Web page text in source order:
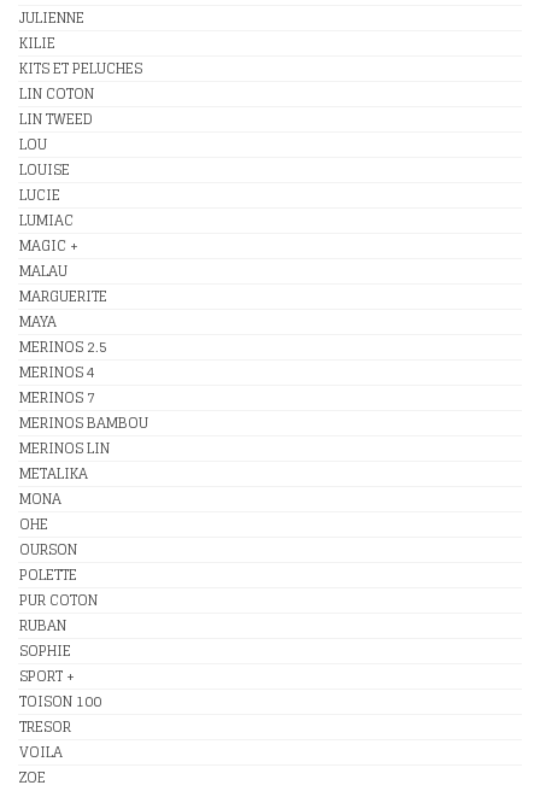
JULIENNE
KILIE
KITS ET PELUCHES
LIN COTON
LIN TWEED
LOU
LOUISE
LUCIE
LUMIAC
MAGIC +
MALAU
MARGUERITE
MAYA
MERINOS 2.5
MERINOS 4
MERINOS 7
MERINOS BAMBOU
MERINOS LIN
METALIKA
MONA
OHE
OURSON
POLETTE
PUR COTON
RUBAN
SOPHIE
SPORT +
TOISON 100
TRESOR
VOILA
ZOE